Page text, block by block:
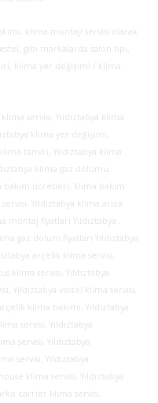
klima montajı servisi olarak
gibi markalarda salon tipi,
klima yer değişimi / klima
servisi, Yıldıztabya klima
klima yer değişimi,
tamiri, Yıldıztabya klima
klima gaz dolumu,
bakım ücretleri, klima bakım
Yıldıztabya klima arıza
fiyatları Yıldıztabya ,
gaz dolum fiyatları Yıldıztabya
arçelik klima servisi,
klima servisi, Yıldıztabya
Yıldıztabya vestel klima servisi,
klima bakımı, Yıldıztabya
servisi, Yıldıztabya
servisi, Yıldıztabya
servisi, Yıldıztabya
klima servisi, Yıldıztabya
carrier klima servisi,